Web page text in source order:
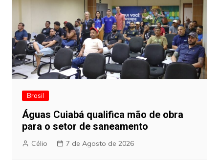
Brasil
Águas Cuiabá qualifica mão de obra
para o setor de saneamento
Célio 7 de Agosto de 2026